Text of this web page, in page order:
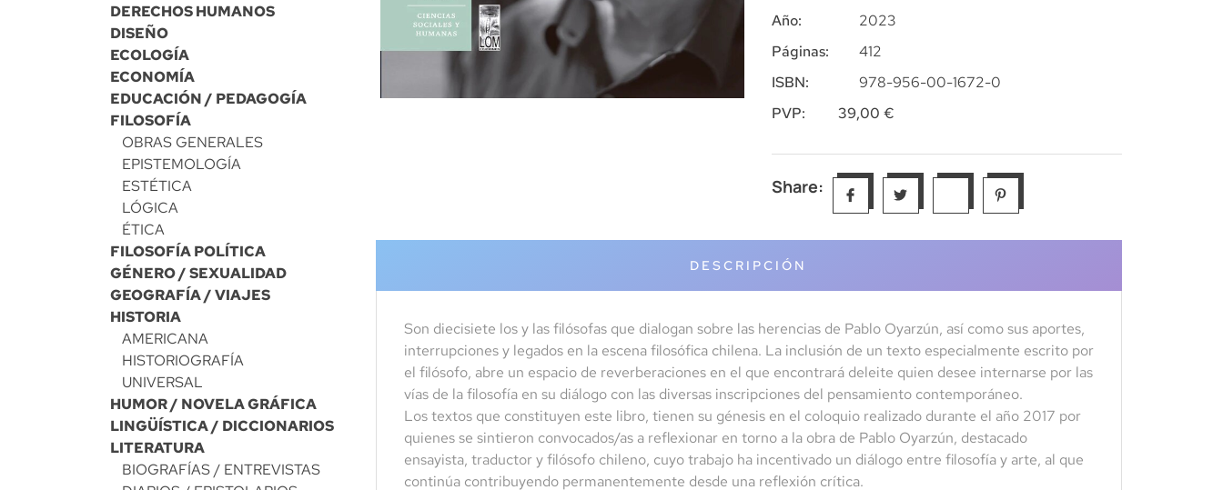
DERECHOS HUMANOS
DISEÑO
ECOLOGÍA
ECONOMÍA
EDUCACIÓN / PEDAGOGÍA
FILOSOFÍA
OBRAS GENERALES
EPISTEMOLOGÍA
ESTÉTICA
LÓGICA
ÉTICA
FILOSOFÍA POLÍTICA
GÉNERO / SEXUALIDAD
GEOGRAFÍA / VIAJES
HISTORIA
AMERICANA
HISTORIOGRAFÍA
UNIVERSAL
HUMOR / NOVELA GRÁFICA
LINGÜÍSTICA / DICCIONARIOS
LITERATURA
BIOGRAFÍAS / ENTREVISTAS
Año:
Páginas:
ISBN:
2023
412
978-956-00-1672-0
PVP:
39,00 €
Share:
DESCRIPCIÓN
Son diecisiete los y las filósofas que dialogan sobre las herencias de Pablo Oyarzún, así como sus aportes,
interrupciones y legados en la escena filosófica chilena. La inclusión de un texto especialmente escrito por
el filósofo, abre un espacio de reverberaciones en el que encontrará deleite quien desee internarse por las
vías de la filosofía en su diálogo con las diversas inscripciones del pensamiento contemporáneo.
Los textos que constituyen este libro, tienen su génesis en el coloquio realizado durante el año 2017 por
quienes se sintieron convocados/as a reflexionar en torno a la obra de Pablo Oyarzún, destacado
ensayista, traductor y filósofo chileno, cuyo trabajo ha incentivado un diálogo entre filosofía y arte, al que
continúa contribuyendo permanentemente desde una reflexión crítica.